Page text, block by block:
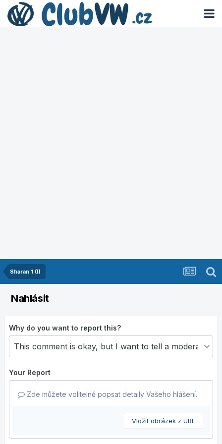
Sharan 1 (I)
Nahlásit
Why do you want to report this?
Your Report
Zde můžete volitelně popsat detaily Vašeho hlášení.
Vložit obrázek z URL